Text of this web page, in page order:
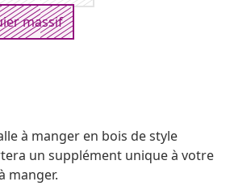
massif
à manger en bois de style
un supplément unique à votre
manger.